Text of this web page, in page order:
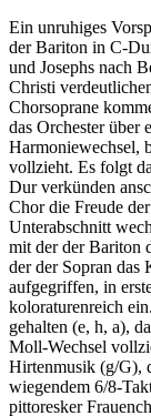
Ein unruhiges
der Bariton in C-
und Josephs nach
Christi
Chorsoprane
das Orchester über
Harmoniewechsel,
vollzieht. Es folgt
Dur verkünden
Chor die Freude
Unterabschnitt
mit der der Bariton
der der Sopran das
aufgegriffen, in
koloraturenreich
gehalten (e, h, a),
Moll-Wechsel
Hirtenmusik (g/G),
wiegendem 6/8-
pittoresker